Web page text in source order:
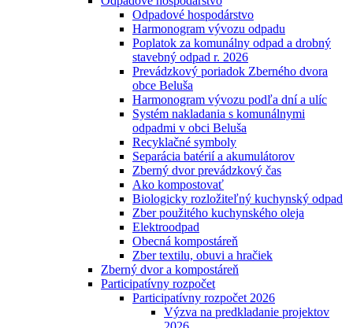
Odpadové hospodárstvo
Harmonogram vývozu odpadu
Poplatok za komunálny odpad a drobný
stavebný odpad r. 2026
Prevádzkový poriadok Zberného dvora
obce Beluša
Harmonogram vývozu podľa dní a ulíc
Systém nakladania s komunálnymi
odpadmi v obci Beluša
Recyklačné symboly
Separácia batérií a akumulátorov
Zberný dvor prevádzkový čas
Ako kompostovať
Biologicky rozložiteľný kuchynský odpad
Zber použitého kuchynského oleja
Elektroodpad
Obecná kompostáreň
Zber textilu, obuvi a hračiek
Zberný dvor a kompostáreň
Participatívny rozpočet
Participatívny rozpočet 2026
Výzva na predkladanie projektov